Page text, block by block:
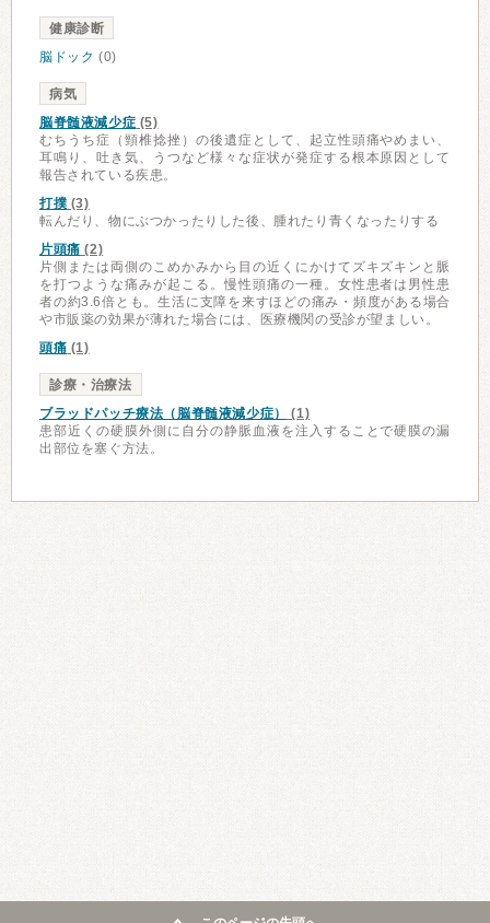
健康診断
脳ドック (0)
病気
脳脊髄液減少症 (5)
むちうち症（頸椎捻挫）の後遺症として、起立性頭痛やめまい、
耳鳴り、吐き気、うつなど様々な症状が発症する根本原因として
報告されている疾患。
打撲 (3)
転んだり、物にぶつかったりした後、腫れたり青くなったりする
片頭痛 (2)
片側または両側のこめかみから目の近くにかけてズキズキンと脈
を打つような痛みが起こる。慢性頭痛の一種。女性患者は男性患
者の約3.6倍とも。生活に支障を来すほどの痛み・頻度がある場合
や市販薬の効果が薄れた場合には、医療機関の受診が望ましい。
頭痛 (1)
診療・治療法
ブラッドパッチ療法（脳脊髄液減少症）
(1)
患部近くの硬膜外側に自分の静脈血液を注入することで硬膜の漏
出部位を塞ぐ方法。